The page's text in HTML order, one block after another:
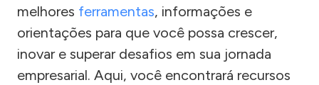
melhores ferramentas, informações e
orientações para que você possa crescer,
inovar e superar desafios em sua jornada
empresarial. Aqui, você encontrará recursos